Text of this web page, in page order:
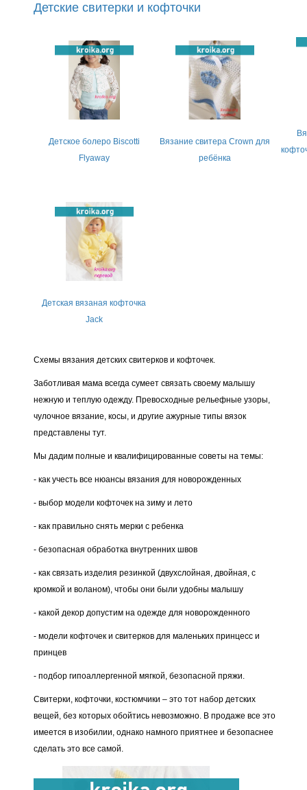
Детские свитерки и кофточки
Детское болеро Biscotti
Flyaway
Вязание свитера Crown для
ребёнка
Детская вязаная кофточка
Jack
Схемы вязания детских свитерков и кофточек.
Заботливая мама всегда сумеет связать своему малышу
нежную и теплую одежду. Превосходные рельефные узоры,
чулочное вязание, косы, и другие ажурные типы вязок
представлены тут.
Мы дадим полные и квалифицированные советы на темы:
- как учесть все нюансы вязания для новорожденных
- выбор модели кофточек на зиму и лето
- как правильно снять мерки с ребенка
- безопасная обработка внутренних швов
- как связать изделия резинкой (двухслойная, двойная, с
кромкой и воланом), чтобы они были удобны малышу
- какой декор допустим на одежде для новорожденного
- модели кофточек и свитерков для маленьких принцесс и
принцев
- подбор гипоаллергенной мягкой, безопасной пряжи.
Свитерки, кофточки, костюмчики – это тот набор детских
вещей, без которых обойтись невозможно. В продаже все это
имеется в изобилии, однако намного приятнее и безопаснее
сделать это все самой.